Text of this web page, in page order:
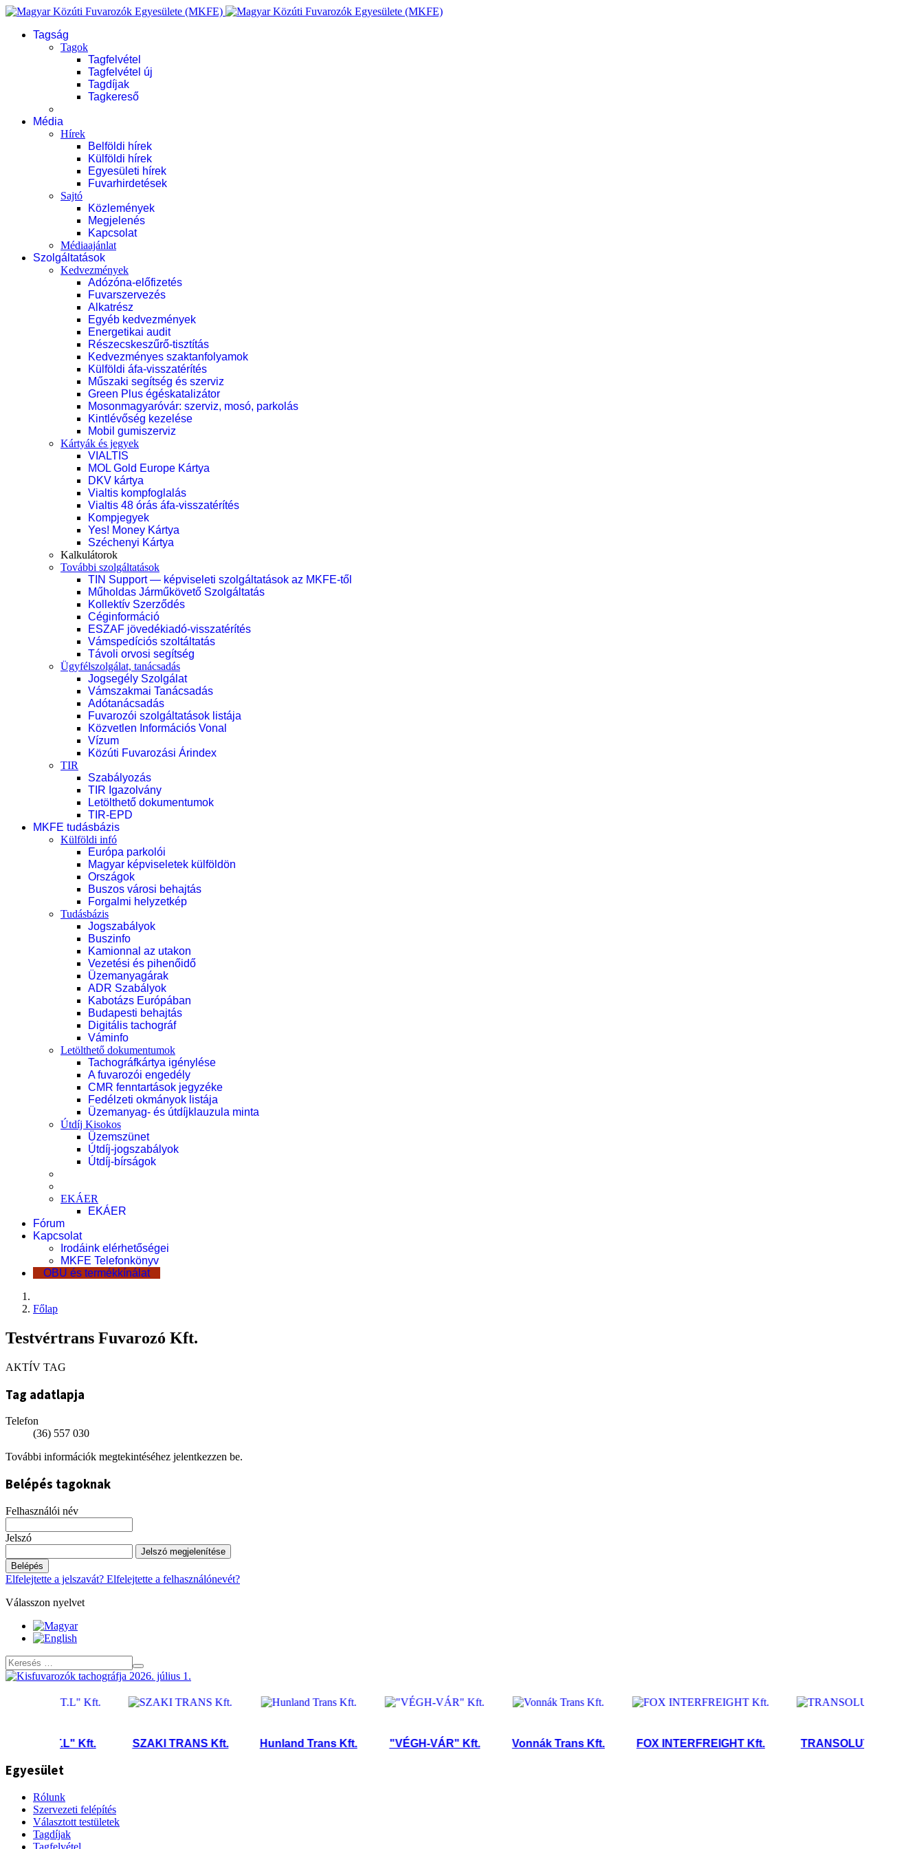
Tagság
Tagok
Tagfelvétel
Tagfelvétel új
Tagdíjak
Tagkereső
Média
Hírek
Belföldi hírek
Külföldi hírek
Egyesületi hírek
Fuvarhirdetések
Sajtó
Közlemények
Megjelenés
Kapcsolat
Médiaajánlat
Szolgáltatások
Kedvezmények
Adózóna-előfizetés
Fuvarszervezés
Alkatrész
Egyéb kedvezmények
Energetikai audit
Részecskeszűrő-tisztítás
Kedvezményes szaktanfolyamok
Külföldi áfa-visszatérítés
Műszaki segítség és szerviz
Green Plus égéskatalizátor
Mosonmagyaróvár: szerviz, mosó, parkolás
Kintlévőség kezelése
Mobil gumiszerviz
Kártyák és jegyek
VIALTIS
MOL Gold Europe Kártya
DKV kártya
Vialtis kompfoglalás
Vialtis 48 órás áfa-visszatérítés
Kompjegyek
Yes! Money Kártya
Széchenyi Kártya
Kalkulátorok
További szolgáltatások
TIN Support — képviseleti szolgáltatások az MKFE-től
Műholdas Járműkövető Szolgáltatás
Kollektív Szerződés
Céginformáció
ESZAF jövedékiadó-visszatérítés
Vámspedíciós szoltáltatás
Távoli orvosi segítség
Ügyfélszolgálat, tanácsadás
Jogsegély Szolgálat
Vámszakmai Tanácsadás
Adótanácsadás
Fuvarozói szolgáltatások listája
Közvetlen Információs Vonal
Vízum
Közúti Fuvarozási Árindex
TIR
Szabályozás
TIR Igazolvány
Letölthető dokumentumok
TIR-EPD
MKFE tudásbázis
Külföldi infó
Európa parkolói
Magyar képviseletek külföldön
Országok
Buszos városi behajtás
Forgalmi helyzetkép
Tudásbázis
Jogszabályok
Buszinfo
Kamionnal az utakon
Vezetési és pihenőidő
Üzemanyagárak
ADR Szabályok
Kabotázs Európában
Budapesti behajtás
Digitális tachográf
Váminfo
Letölthető dokumentumok
Tachográfkártya igénylése
A fuvarozói engedély
CMR fenntartások jegyzéke
Fedélzeti okmányok listája
Üzemanyag- és útdíjklauzula minta
Útdíj Kisokos
Üzemszünet
Útdíj-jogszabályok
Útdíj-bírságok
EKÁER
EKÁER
Fórum
Kapcsolat
Irodáink elérhetőségei
MKFE Telefonkönyv
OBU és termékkínálat
Főlap
Testvértrans Fuvarozó Kft.
AKTÍV TAG
Tag adatlapja
Telefon
(36) 557 030
További információk megtekintéséhez jelentkezzen be.
Belépés tagoknak
Felhasználói név
Jelszó
Jelszó megjelenítése
Belépés
Elfelejtette a jelszavát? Elfelejtette a felhasználónevét?
Válasszon nyelvet
"D.T.L" Kft. SZAKI TRANS Kft. Hunland Trans Kft. "VÉGH-VÁR" Kft. Vonnák Trans Kft. FOX INTERFREIGHT Kft. TRANSOLUT Kft.
Egyesület
Rólunk
Szervezeti felépítés
Választott testületek
Tagdíjak